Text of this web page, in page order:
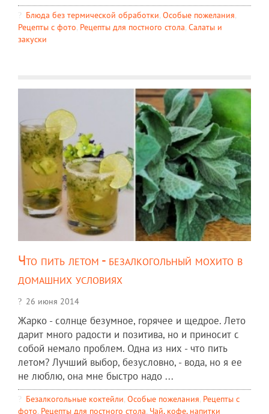
Блюда без термической обработки, Особые пожелания,
Рецепты c фото, Рецепты для постного стола, Салаты и
закуски
Что пить летом - безалкогольный мохито в
домашних условиях
26 июня 2014
Жарко - солнце безумное, горячее и щедрое. Лето
дарит много радости и позитива, но и приносит с
собой немало проблем. Одна из них - что пить
летом? Лучший выбор, безусловно, - вода, но я ее
не люблю, она мне быстро надо ...
Безалкогольные коктейли, Особые пожелания, Рецепты c
фото, Рецепты для постного стола, Чай, кофе, напитки